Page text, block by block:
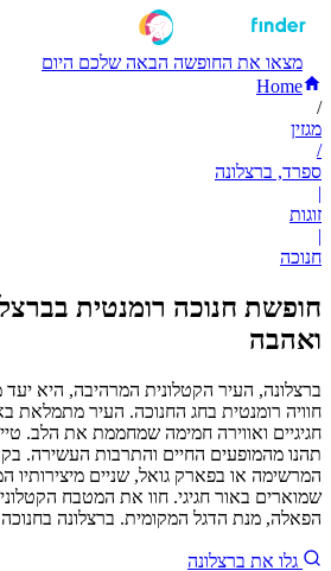
מצאו את החופשה הבאה שלכם היום
Home
/
מגזין
/
ספרד, ברצלונה
|
זוגות
|
חנוכה
חופשת חנוכה רומנטית
ואהבה
ברצלונה, העיר הקטלונית המרהיבה, היא
חוויה רומנטית בחג החנוכה. העיר מתמלאת
חגיגיים ואווירה חמימה שמחממת את הלב.
תהנו מהמופעים החיים והתרבות העשירה.
המרשימה או בפארק גואל, שניים מיצירותיו
שמוארים באור חגיגי. חוו את המטבח
הפאלה, מנת הדגל המקומית. ברצלונה
גלו את ברצלונה